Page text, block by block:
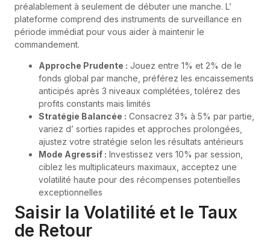
préalablement à seulement de débuter une manche. L’
plateforme comprend des instruments de surveillance en
période immédiat pour vous aider à maintenir le
commandement.
Approche Prudente : Jouez entre 1% et 2% de le
fonds global par manche, préférez les encaissements
anticipés après 3 niveaux complétées, tolérez des
profits constants mais limités
Stratégie Balancée : Consacrez 3% à 5% par partie,
variez d’ sorties rapides et approches prolongées,
ajustez votre stratégie selon les résultats antérieurs
Mode Agressif : Investissez vers 10% par session,
ciblez les multiplicateurs maximaux, acceptez une
volatilité haute pour des récompenses potentielles
exceptionnelles
Saisir la Volatilité et le Taux
de Retour